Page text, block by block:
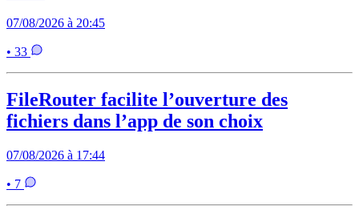
07/08/2026 à 20:45
• 33
FileRouter facilite l’ouverture des
fichiers dans l’app de son choix
07/08/2026 à 17:44
• 7